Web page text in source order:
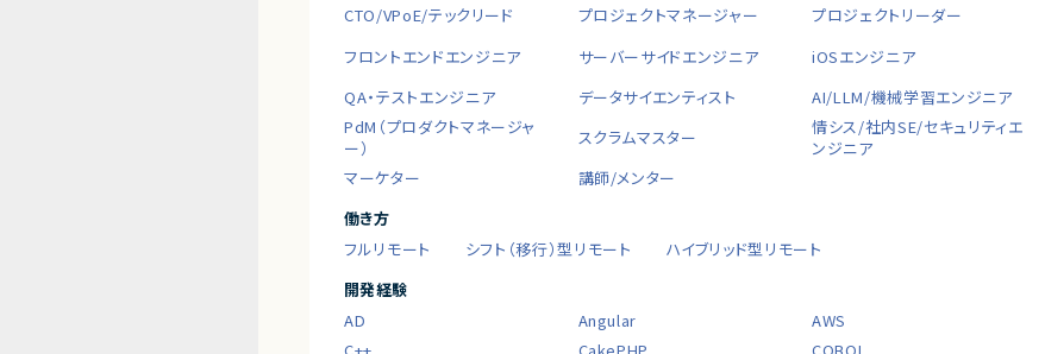
CTO/VPoE/テックリード
プロジェクトマネージャー プロジェクトリーダー
フロントエンドエンジニア
サーバーサイドエンジニア iOSエンジニア
QA・テストエンジニア
データサイエンティスト AI/LLM/機械学習エンジニア
PdM（プロダクトマネージャ
ー）
スクラムマスター
情シス/社内SE/セキュリティエ
ンジニア
マーケター
講師/メンター
働き方
フルリモート
シフト（移行）型リモート
ハイブリッド型リモート
開発経験
AD
Angular AWS